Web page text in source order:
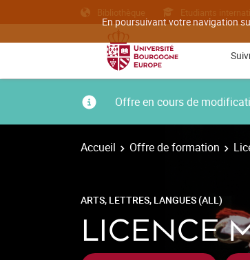
En poursuivant votre navigation
Bibliothèque Etudiants
Offre en cours de
Accueil Offre de formation
ARTS, LETTRES, LANGUES (ALL)
LICENCE